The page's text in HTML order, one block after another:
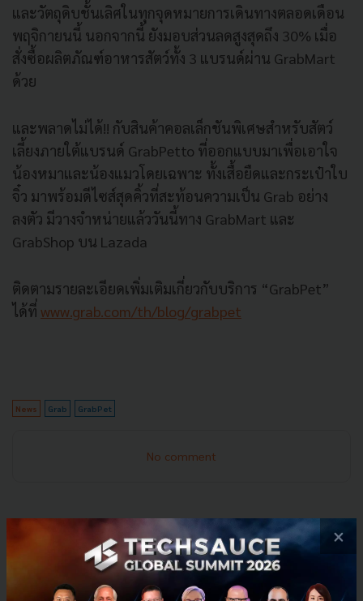
และวัตถุดิบชั้นเลิศในทุกจุดหมายการเดินทางตลอดเดือน
พฤจิกายนนี้ นอกจากนี้ ยังมอบส่วนลดสูงสุดถึง 30% เมื่อ
สั่งซื้อผลิตภัณฑ์อาหารสัตว์ทั้ง 3 แบรนด์ผ่าน GrabMart
ด้วย
และพลาดไม่ได้!! กับสินค้าคอลเล็กชันพิเศษสำหรับสัตว์
เลี้ยงภายใต้แบรนด์ GrabPetto ที่ออกแบบมาเพื่อเอาใจ
น้องหมาและน้องแมวโดยเฉพาะ ทั้งเสื้อยืดและกระเป๋าใบ
จิ๋ว มาพร้อมดีไซส์สุดคิ้วที่สะท้อนความเป็น Grab อย่าง
ลงตัว มีวางจำหน่ายแล้ววันนี้ทาง GrabMart และ
GrabShop บน Lazada
ติดตามรายละเอียดเพิ่มเติมเกี่ยวกับบริการ “GrabPet”
ได้ที่ www.grab.com/th/blog/grabpet
News Grab GrabPet
No comment
×